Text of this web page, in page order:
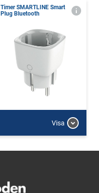
Timer SMARTLINE Smart
Plug Bluetooth
Visa